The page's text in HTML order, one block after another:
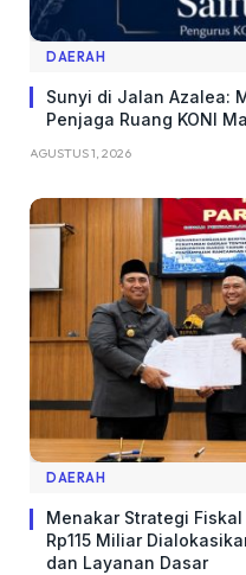
DAERAH
Sunyi di Jalan Azalea:
Penjaga Ruang KONI
AGUSTUS 1, 2026
DAERAH
Menakar Strategi
Rp115 Miliar
dan Layanan Dasar